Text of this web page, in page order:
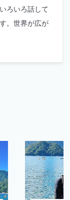
ろいろ話して
。世界が広が